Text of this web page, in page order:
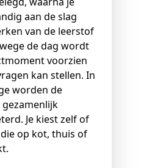
aan de slag
van de leerstof
de dag wordt
voorzien
kan stellen. In
worden de
Je kiest zelf of
op kot, thuis of